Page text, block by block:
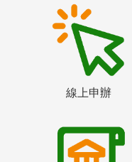
線上申辦